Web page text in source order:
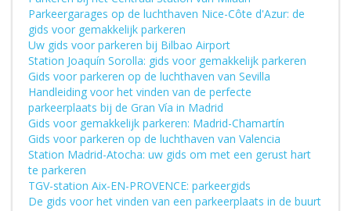
Parkeergarages op de luchthaven Nice-Côte d'Azur: de
gids voor gemakkelijk parkeren
Uw gids voor parkeren bij Bilbao Airport
Station Joaquín Sorolla: gids voor gemakkelijk parkeren
Gids voor parkeren op de luchthaven van Sevilla
Handleiding voor het vinden van de perfecte
parkeerplaats bij de Gran Vía in Madrid
Gids voor gemakkelijk parkeren: Madrid-Chamartín
Gids voor parkeren op de luchthaven van Valencia
Station Madrid-Atocha: uw gids om met een gerust hart
te parkeren
TGV-station Aix-EN-PROVENCE: parkeergids
De gids voor het vinden van een parkeerplaats in de buurt